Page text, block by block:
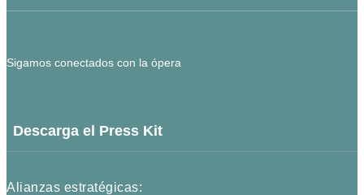
Sigamos conectados con la ópera
Descarga el Press Kit
Alianzas estratégicas: